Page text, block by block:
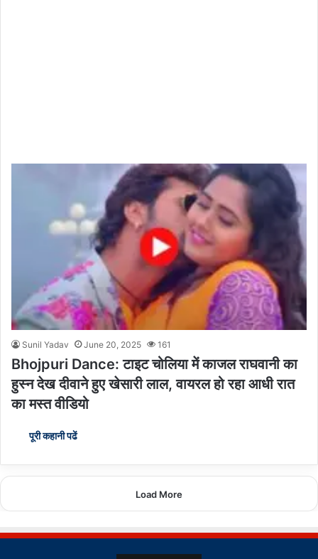
Sunil Yadav June 20, 2025 161
Bhojpuri Dance: टाइट चोलिया में काजल राघवानी का
हुस्न देख दीवाने हुए खेसारी लाल, वायरल हो रहा आधी रात
का मस्त वीडियो
पूरी कहानी पढें
Load More